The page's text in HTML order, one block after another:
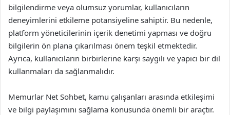
bilgilendirme veya olumsuz yorumlar, kullanıcıların
deneyimlerini etkileme potansiyeline sahiptir. Bu nedenle,
platform yöneticilerinin içerik denetimi yapması ve doğru
bilgilerin ön plana çıkarılması önem teşkil etmektedir.
Ayrıca, kullanıcıların birbirlerine karşı saygılı ve yapıcı bir dil
kullanmaları da sağlanmalıdır.
Memurlar Net Sohbet, kamu çalışanları arasında etkileşimi
ve bilgi paylaşımını sağlama konusunda önemli bir araçtır.